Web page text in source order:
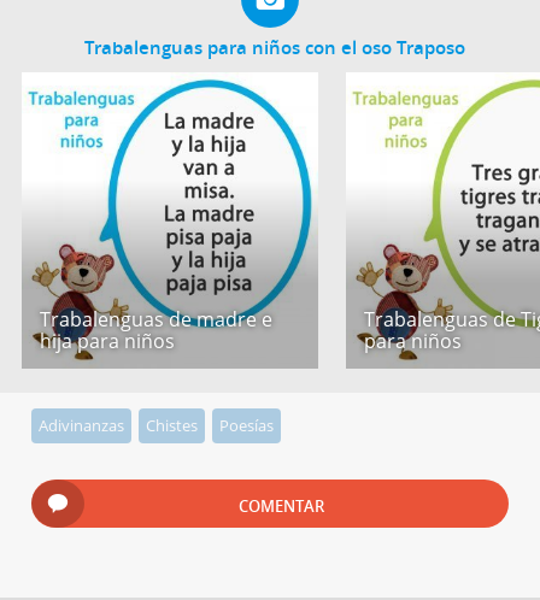
Trabalenguas para niños con el oso Traposo
Trabalenguas de madre e
hija para niños
Trabalenguas de
para niños
Adivinanzas Chistes Poesías
COMENTAR